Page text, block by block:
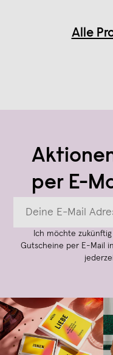
Alle
per E-
Ich möchte
Gutscheine per E-Mail